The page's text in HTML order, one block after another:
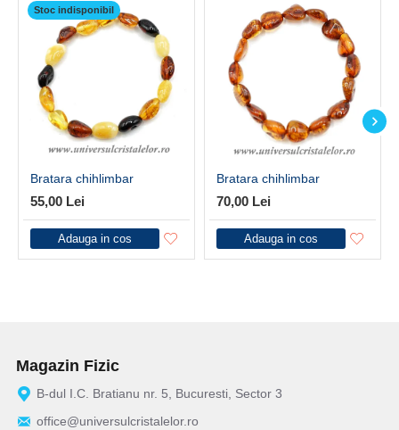
Stoc indisponibil
Bratara chihlimbar
55,00 Lei
Adauga in cos
Bratara chihlimbar
70,00 Lei
Adauga in cos
Magazin Fizic
B-dul I.C. Bratianu nr. 5, Bucuresti, Sector 3
office@universulcristalelor.ro